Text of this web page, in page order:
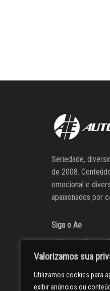
Valorizamos sua
Utilizamos cookies para
exibir anúncios ou
Seriedade,
de 2008.
emocional e
apaixonados por
Siga o Ae